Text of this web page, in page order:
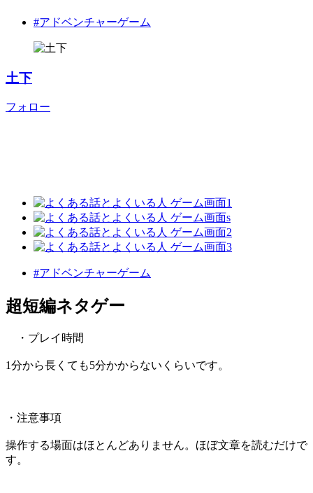
#アドベンチャーゲーム
土下
フォロー
#アドベンチャーゲーム
超短編ネタゲー
・プレイ時間
1分から長くても5分かからないくらいです。
・注意事項
操作する場面はほとんどありません。ほぼ文章を読むだけで
す。